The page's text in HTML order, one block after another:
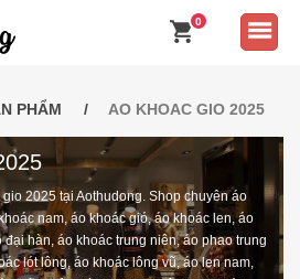
0
PHẨM AO KHOAC GIO 2025
2025 tại Aothudong. Shop chuyên áo
nam, áo khoác gió, áo khoác len, áo
hàn, áo khoác trung niên, áo phao trung
lót lông, áo khoác lông vũ, áo len nam,